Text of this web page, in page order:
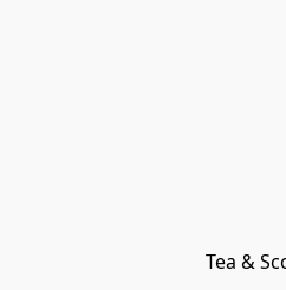
Tea &